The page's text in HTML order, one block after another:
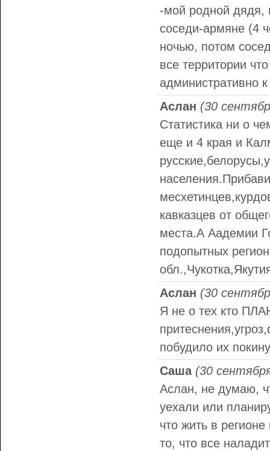
-мой родной дядя,
соседи-армяне (4
ночью, потом
все территории
административно
Аслан (30
Статистика ни о
еще и 4 края и
кавказцев от
места.А Аадемии
подопытных
Аслан (30
Я не о тех кто
побудило их
Саша (30
Аслан, не думаю,
уехали или
что жить в
то, что все